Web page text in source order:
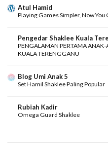
Atul Hamid
Playing Games Simpler, Now You
Pengedar Shaklee Kuala
PENGALAMAN PERTAMA
KUALA TERENGGANU
Blog Umi Anak 5
Set Hamil Shaklee Paling Popular
Rubiah Kadir
Omega Guard Shaklee